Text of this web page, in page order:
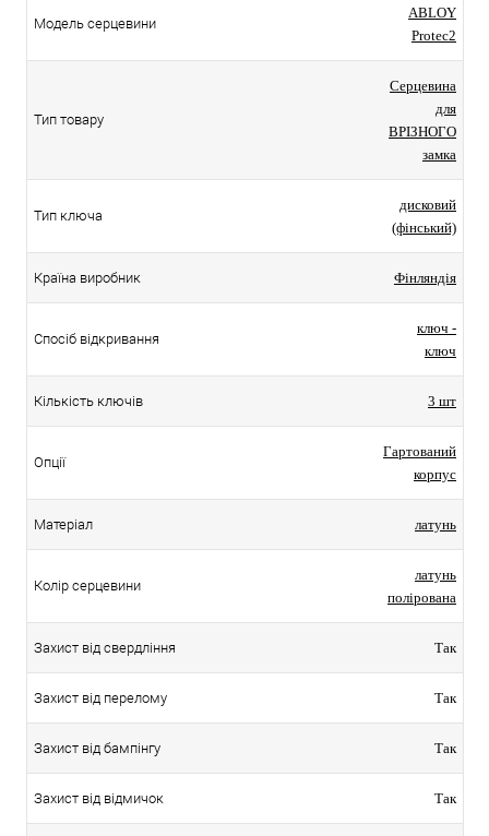
Модель серцевини
ABLOY
Protec2
Тип товару
Серцевина
для
ВРІЗНОГО
замка
Тип ключа
дисковий
(фінський)
Країна виробник Фінляндія
Спосіб відкривання
ключ -
ключ
Кількість ключів 3 шт
Опції
Гартований
корпус
Матеріал латунь
Колір серцевини
латунь
полірована
Захист від свердління Так
Захист від перелому Так
Захист від бампінгу Так
Захист від відмичок Так